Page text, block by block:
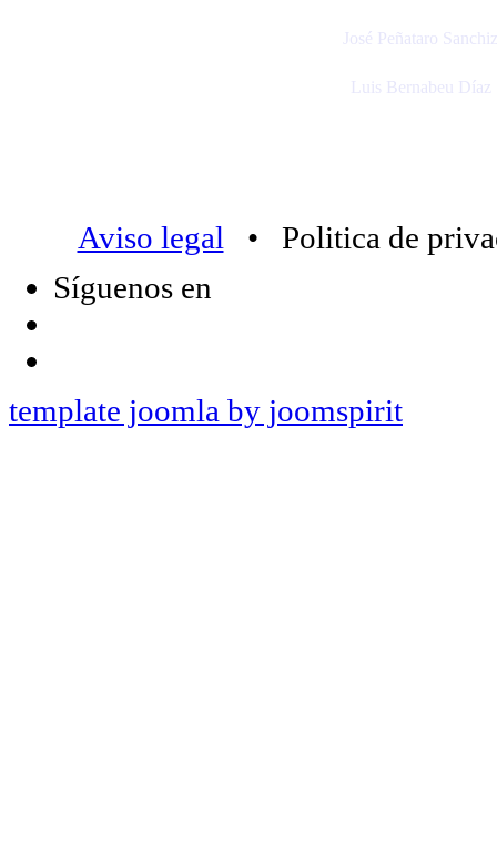
José Peñataro Sanchiz
Luis Bernabeu Díaz
Aviso legal • Politica de
Síguenos en
template joomla by joomspirit